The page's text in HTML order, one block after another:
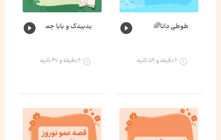
طوطی دانا🌈
۶ دقیقه و ۵۹ ثانیه
یدبیدک و بابا جمعه🐛🌈
۶ دقیقه و ۴۷ ثانیه